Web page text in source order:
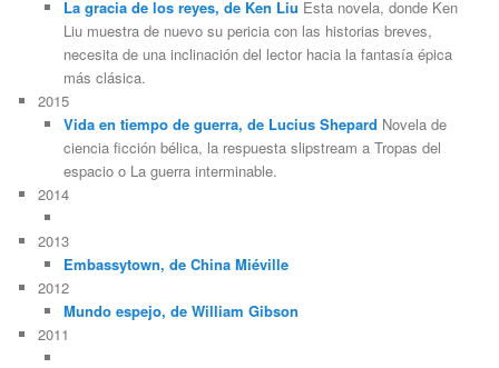
La gracia de los reyes, de Ken Liu Esta novela, donde Ken
Liu muestra de nuevo su pericia con las historias breves,
necesita de una inclinación del lector hacia la fantasía épica
más clásica.
2015
Vida en tiempo de guerra, de Lucius Shepard Novela de
ciencia ficción bélica, la respuesta slipstream a Tropas del
espacio o La guerra interminable.
2014
2013
Embassytown, de China Miéville
2012
Mundo espejo, de William Gibson
2011